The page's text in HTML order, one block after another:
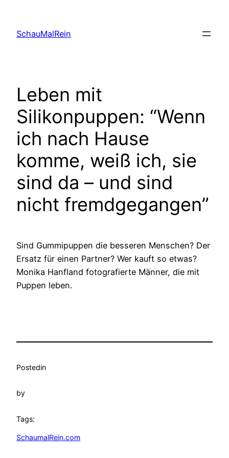
content
SchauMalRein
Leben mit
Silikonpuppen: “Wenn
ich nach Hause
komme, weiß ich, sie
sind da – und sind
nicht fremdgegangen”
Sind Gummipuppen die besseren Menschen? Der
Ersatz für einen Partner? Wer kauft so etwas?
Monika Hanfland fotografierte Männer, die mit
Puppen leben.
Postedin
by
Tags:
SchaumalRein.com